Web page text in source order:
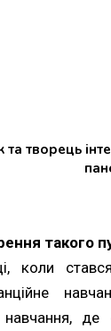
та творець
такого
коли
де